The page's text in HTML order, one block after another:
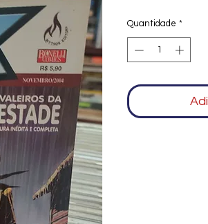
Quantidade *